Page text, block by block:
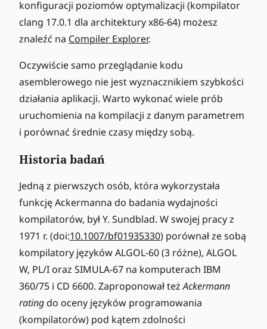
,
1
)
konfiguracji poziomów optymalizacji (kompilator
clang 17.0.1 dla architektury x86-64) możesz
znaleźć na Compiler Explorer.
Oczywiście samo przeglądanie kodu
asemblerowego nie jest wyznacznikiem szybkości
działania aplikacji. Warto wykonać wiele prób
uruchomienia na kompilacji z danym parametrem
i porównać średnie czasy między sobą.
Historia badań
Jedną z pierwszych osób, która wykorzystała
funkcję Ackermanna do badania wydajności
kompilatorów, był Y. Sundblad. W swojej pracy z
1971 r. (doi:10.1007/bf01935330) porównał ze sobą
kompilatory języków ALGOL-60 (3 różne), ALGOL
W, PL/I oraz SIMULA-67 na komputerach IBM
360/75 i CD 6600. Zaproponował teżAckermann
ratingdo oceny języków programowania
(kompilatorów) pod kątem zdolności